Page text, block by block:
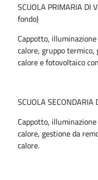
SCUOLA PRIMARIA DI
fondo)
Cappotto,
calore, gruppo termico,
calore e fotovoltaico
SCUOLA SECONDARIA
Cappotto,
calore, gestione da
calore.